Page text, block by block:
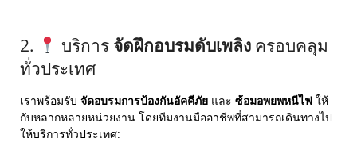
2. บริการ จัดฝึกอบรมดับเพลิงครอบคลุม
ทั่วประเทศ
เราพร้อมรับ จัดอบรมการป้องกันอัคคีภัย และ ซ้อมอพยพหนีไฟ ให้
กับหลากหลายหน่วยงาน โดยทีมงานมืออาชีพที่สามารถเดินทางไป
ให้บริการทั่วประเทศ: